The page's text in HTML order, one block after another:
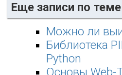
Еще записи по теме
Можно ли
Библиотека
Python
Основы Web-